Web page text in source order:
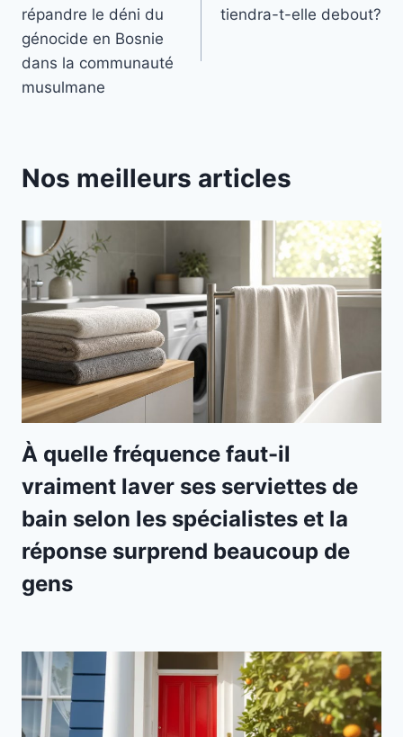
l’article
répandre le déni du
génocide en Bosnie
dans la communauté
musulmane
tiendra-t-elle debout?
Nos meilleurs articles
À quelle fréquence faut-il
vraiment laver ses serviettes de
bain selon les spécialistes et la
réponse surprend beaucoup de
gens